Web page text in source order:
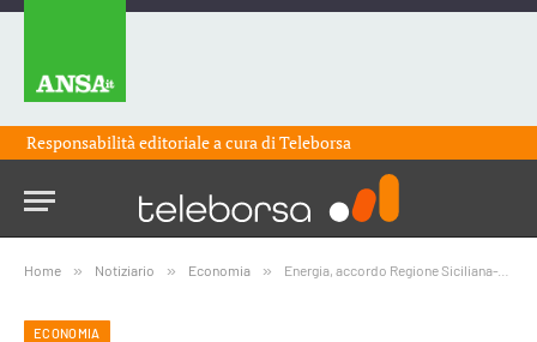
Responsabilità editoriale a cura diTeleborsa
Home » Notiziario » Economia » Energia, accordo Regione Siciliana-Terna per la realizzazione del collegamento elettrico Italia-Tunisia
ECONOMIA